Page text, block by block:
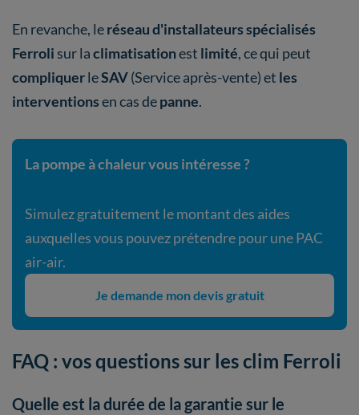
En revanche, leréseau d'installateurs spécialisés
Ferroli sur laclimatisationest limité, ce qui peut
compliquerleSAV(Service après-vente) et les
interventionsen cas depanne.
La pompe à chaleur vous intéresse ?
Simulez gratuitement le montant des aides
auxquelles vous pouvez prétendre pour une PAC
air-air.
Je demande mon devis gratuit
FAQ : vos questions sur les clim Ferroli
Quelle est la durée de la garantie sur le